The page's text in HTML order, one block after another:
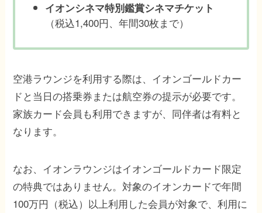
イオンシネマ特別鑑賞シネマチケット
（税込1,400円、年間30枚まで）
空港ラウンジを利用する際は、イオンゴールドカー
ドと当日の搭乗券または航空券の提示が必要です。
家族カード会員も利用できますが、同伴者は有料と
なります。
なお、イオンラウンジはイオンゴールドカード限定
の特典ではありません。対象のイオンカードで年間
100万円（税込）以上利用した会員が対象で、利用に